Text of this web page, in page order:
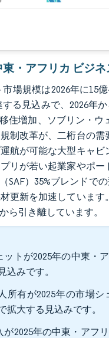
・アフリカ ビジ
場規模は2026年に15
る見込みで、2026年
住増加、ソブリン・
制改革が、二桁台の
航が可能な大型キャ
リが若い起業家やポ
SAF）35%ブレンドで
更新を加速していま
ら引き離しています。
トが2025年の中東・
込みです。
所有が2025年の市場
拡大する見込みです。
2025年の中東・アフ